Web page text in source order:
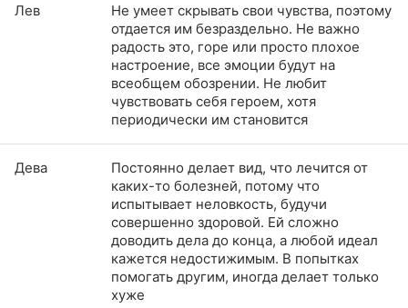
Лев
Не умеет скрывать свои чувства, поэтому
отдается им безраздельно. Не важно
радость это, горе или просто плохое
настроение, все эмоции будут на
всеобщем обозрении. Не любит
чувствовать себя героем, хотя
периодически им становится
Дева
Постоянно делает вид, что лечится от
каких-то болезней, потому что
испытывает неловкость, будучи
совершенно здоровой. Ей сложно
доводить дела до конца, а любой идеал
кажется недостижимым. В попытках
помогать другим, иногда делает только
хуже